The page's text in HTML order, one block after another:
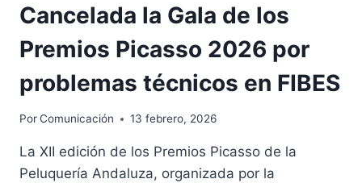
Cancelada la Gala de los
Premios Picasso 2026 por
problemas técnicos en FIBES
PorComunicación 13 febrero, 2026
La XII edición de los Premios Picasso de la
Peluquería Andaluza, organizada por la